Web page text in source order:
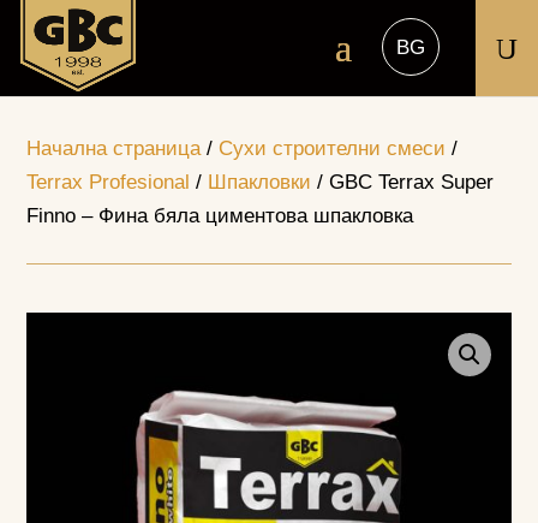
U
Начална страница/ Сухи строителни смеси /
Terrax Profesional / Шпакловки / GBC Terrax Super
Finno – Фина бяла циментова шпакловка